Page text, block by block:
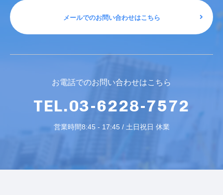
メールでのお問い合わせはこちら
お電話でのお問い合わせはこちら
TEL.03-6228-7572
営業時間8:45 - 17:45 / 土日祝日 休業